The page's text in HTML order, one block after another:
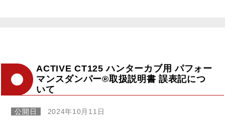
ACTIVE CT125 ハンターカブ用 パフォー
マンスダンパー®取扱説明書 誤表記につ
いて
公開日
2024年10月11日